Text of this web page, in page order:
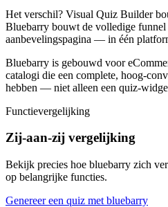
Het verschil? Visual Quiz Builder
Bluebarry bouwt de volledige
aanbevelingspagina — in één
Bluebarry is gebouwd voor
catalogi die een complete, hoog-
hebben — niet alleen een quiz-
Functievergelijking
Zij-aan-zij vergelijking
Bekijk precies hoe bluebarry zich
op belangrijke functies.
Genereer een quiz met bluebarry